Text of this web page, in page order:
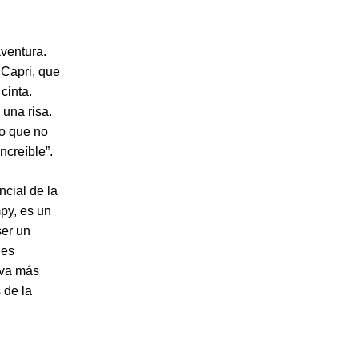
que
una risa.
que no
de la
es un
un
más
de la